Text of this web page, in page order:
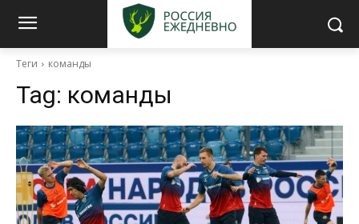
Теги команды
Tag: команды